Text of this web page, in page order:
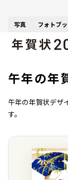
写真 フォトブ
午年の年
午年の年賀状デザ
す。